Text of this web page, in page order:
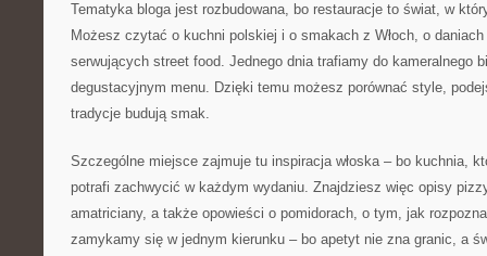
Tematyka bloga jest rozbudowana, bo restauracje to świat, w
Możesz czytać o kuchni polskiej i o smakach z Włoch, o
serwujących street food. Jednego dnia trafiamy do kameralnego
degustacyjnym menu. Dzięki temu możesz porównać style,
tradycje budują smak.
Szczególne miejsce zajmuje tu inspiracja włoska – bo kuchnia,
potrafi zachwycić w każdym wydaniu. Znajdziesz więc opisy
amatriciany, a także opowieści o pomidorach, o tym, jak
zamykamy się w jednym kierunku – bo apetyt nie zna granic, a